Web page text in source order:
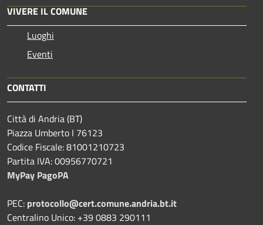
VIVERE IL COMUNE
Luoghi
Eventi
CONTATTI
Città di Andria (BT)
Piazza Umberto I 76123
Codice Fiscale: 81001210723
Partita IVA: 00956770721
MyPay PagoPA
PEC: protocollo@cert.comune.andria.bt.it
Centralino Unico: +39 0883 290111